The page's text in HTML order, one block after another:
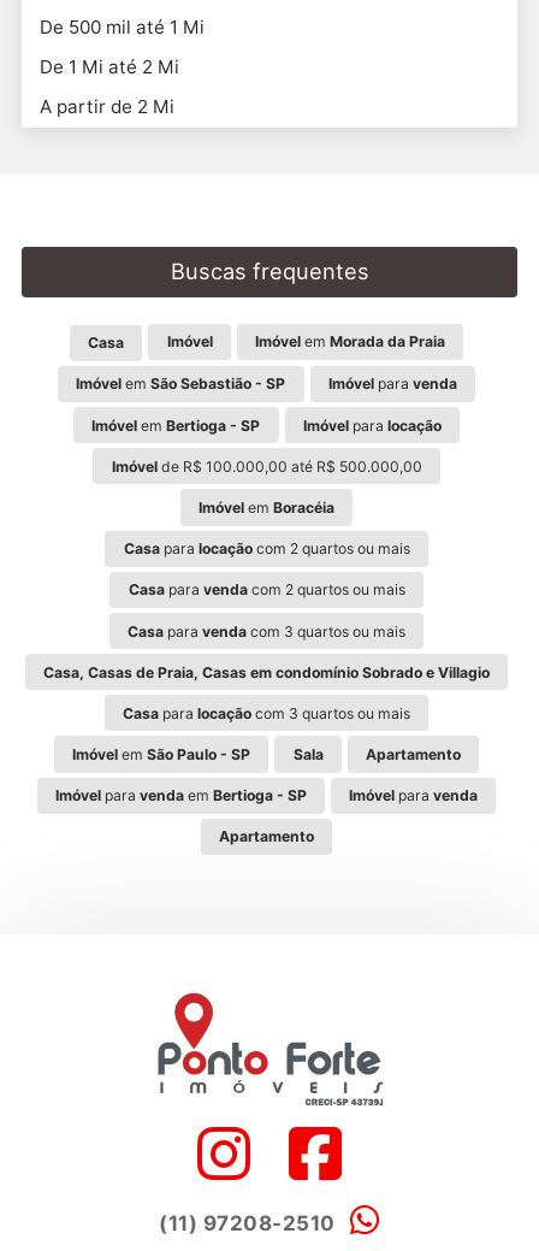
De 500 mil até 1 Mi
De 1 Mi até 2 Mi
A partir de 2 Mi
Buscas frequentes
Casa Imóvel Imóvelem Morada da Praia
Imóvel emSão Sebastião - SP Imóvelpara venda
Imóvel emBertioga - SP Imóvelpara locação
Imóvelde R$ 100.000,00 até R$ 500.000,00
Imóvel em Boracéia
Casapara locaçãocom 2 quartos ou mais
Casapara vendacom 2 quartos ou mais
Casa para venda com 3 quartos ou mais
Casa, Casas de Praia, Casas em condomínio Sobrado e Villagio
Casa para locação com 3 quartos ou mais
Imóvel emSão Paulo - SP Sala Apartamento
Imóvelpara vendaem Bertioga - SP Imóvel paravenda
Apartamento
(11) 97208-2510